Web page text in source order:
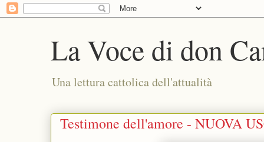
La Voce di don
Una lettura cattolica dell'attualità
Testimone dell'amore - NUOVA